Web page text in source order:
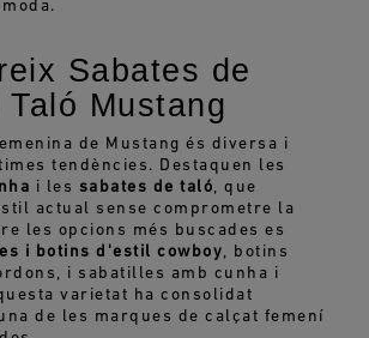
Sabates de
Mustang
de Mustang és diversa i
tendències. Destaquen les
i les sabates de taló, que
actual sense comprometre la
les opcions més buscades es
i botins d'estil cowboy, botins
i sabatilles amb cunha i
varietat ha consolidat
de les marques de calçat femení